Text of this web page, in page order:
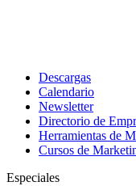
Descargas
Calendario
Newsletter
Directorio de
Herramientas de
Cursos de
Especiales